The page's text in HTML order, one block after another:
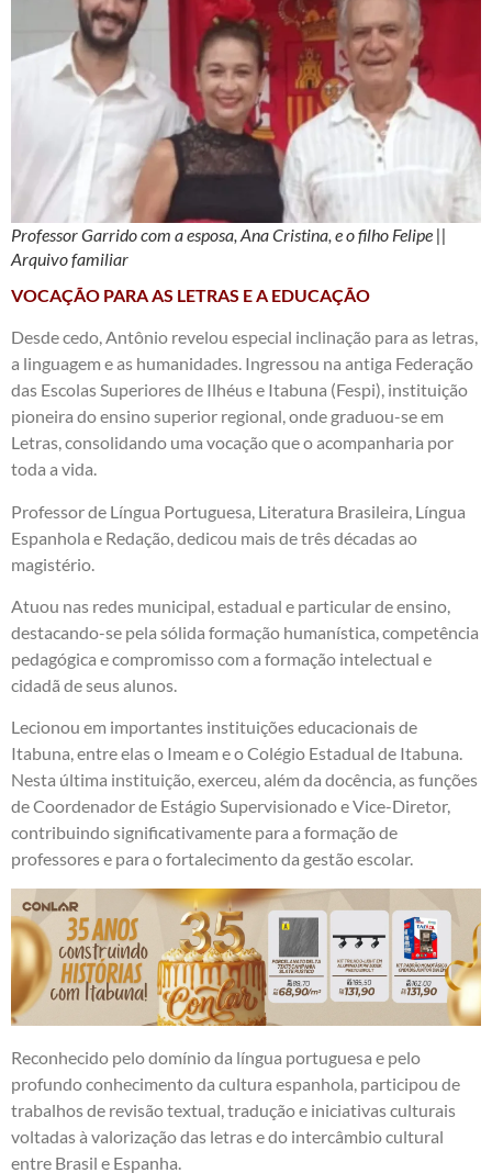
Professor Garrido com a esposa, Ana Cristina, e o filho Felipe ||
Arquivo familiar
VOCAÇÃO PARA AS LETRAS E A EDUCAÇÃO
Desde cedo, Antônio revelou especial inclinação para as letras,
a linguagem e as humanidades. Ingressou na antiga Federação
das Escolas Superiores de Ilhéus e Itabuna (Fespi), instituição
pioneira do ensino superior regional, onde graduou-se em
Letras, consolidando uma vocação que o acompanharia por
toda a vida.
Professor de Língua Portuguesa, Literatura Brasileira, Língua
Espanhola e Redação, dedicou mais de três décadas ao
magistério.
Atuou nas redes municipal, estadual e particular de ensino,
destacando-se pela sólida formação humanística, competência
pedagógica e compromisso com a formação intelectual e
cidadã de seus alunos.
Lecionou em importantes instituições educacionais de
Itabuna, entre elas o Imeam e o Colégio Estadual de Itabuna.
Nesta última instituição, exerceu, além da docência, as funções
de Coordenador de Estágio Supervisionado e Vice-Diretor,
contribuindo significativamente para a formação de
professores e para o fortalecimento da gestão escolar.
Reconhecido pelo domínio da língua portuguesa e pelo
profundo conhecimento da cultura espanhola, participou de
trabalhos de revisão textual, tradução e iniciativas culturais
voltadas à valorização das letras e do intercâmbio cultural
entre Brasil e Espanha.